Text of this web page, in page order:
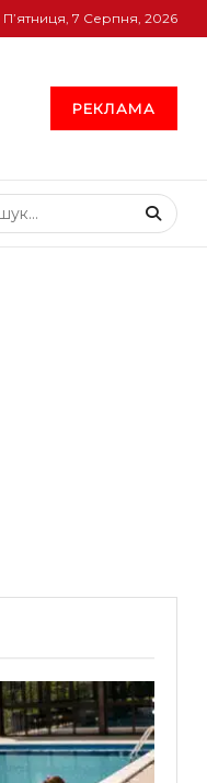
П’ятниця, 7 Серпня, 2026
РЕКЛАМА